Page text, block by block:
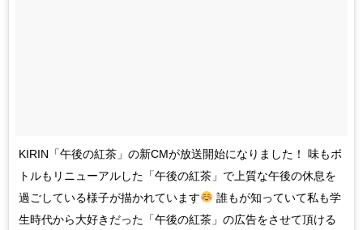
KIRIN「午後の紅茶」の新CMが放送開始になりました！ 味もボ
トルもリニューアルした「午後の紅茶」で上質な午後の休息を
過ごしている様子が描かれています
誰もが知っていて私も学
生時代から大好きだった「午後の紅茶」の広告をさせて頂ける